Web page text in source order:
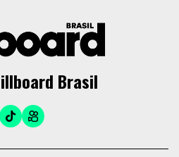
Brasil